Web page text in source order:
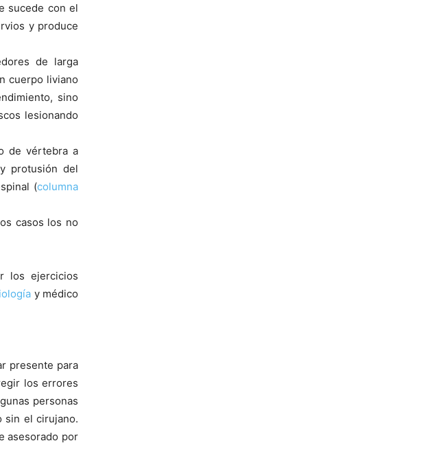
sucede con el
y produce
de larga
cuerpo liviano
sino
lesionando
de vértebra a
protusión del
(columna
casos los no
los ejercicios
y médico
presente para
los errores
personas
sin el cirujano.
asesorado por